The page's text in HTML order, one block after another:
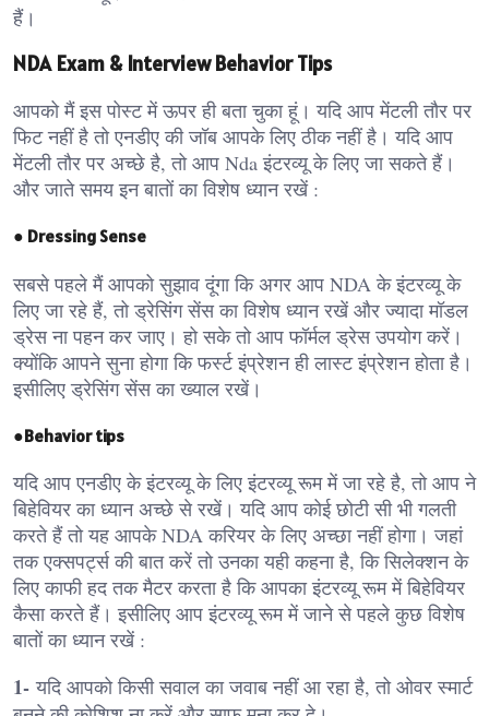
हैं।
NDA Exam & Interview Behavior Tips
आपको मैं इस पोस्ट में ऊपर ही बता चुका हूं। यदि आप मेंटली तौर पर
फिट नहीं है तो एनडीए की जॉब आपके लिए ठीक नहीं है। यदि आप
मेंटली तौर पर अच्छे है, तो आप Nda इंटरव्यू के लिए जा सकते हैं।
और जाते समय इन बातों का विशेष ध्यान रखें :
● Dressing Sense
सबसे पहले मैं आपको सुझाव दूंगा कि अगर आप NDA के इंटरव्यू के
लिए जा रहे हैं, तो ड्रेसिंग सेंस का विशेष ध्यान रखें और ज्यादा मॉडल
ड्रेस ना पहन कर जाए। हो सके तो आप फॉर्मल ड्रेस उपयोग करें।
क्योंकि आपने सुना होगा कि फर्स्ट इंप्रेशन ही लास्ट इंप्रेशन होता है।
इसीलिए ड्रेसिंग सेंस का ख्याल रखें।
●Behavior tips
यदि आप एनडीए के इंटरव्यू के लिए इंटरव्यू रूम में जा रहे है, तो आप ने
बिहेवियर का ध्यान अच्छे से रखें। यदि आप कोई छोटी सी भी गलती
करते हैं तो यह आपके NDA करियर के लिए अच्छा नहीं होगा। जहां
तक एक्सपर्ट्स की बात करें तो उनका यही कहना है, कि सिलेक्शन के
लिए काफी हद तक मैटर करता है कि आपका इंटरव्यू रूम में बिहेवियर
कैसा करते हैं। इसीलिए आप इंटरव्यू रूम में जाने से पहले कुछ विशेष
बातों का ध्यान रखें :
1- यदि आपको किसी सवाल का जवाब नहीं आ रहा है, तो ओवर स्मार्ट